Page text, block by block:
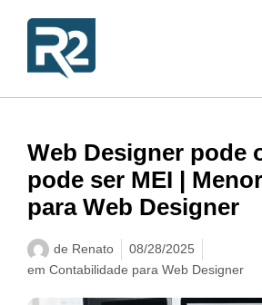
Web Designer pode
pode ser MEI |
para Web Designer
de Renato
08/28/2025
em Contabilidade para Web Designer